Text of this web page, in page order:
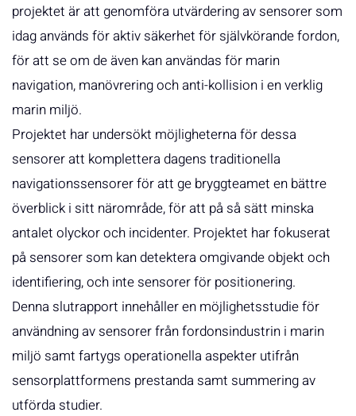
projektet är att genomföra utvärdering av sensorer som
idag används för aktiv säkerhet för självkörande fordon,
för att se om de även kan användas för marin
navigation, manövrering och anti-kollision i en verklig
marin miljö.
Projektet har undersökt möjligheterna för dessa
sensorer att komplettera dagens traditionella
navigationssensorer för att ge bryggteamet en bättre
överblick i sitt närområde, för att på så sätt minska
antalet olyckor och incidenter. Projektet har fokuserat
på sensorer som kan detektera omgivande objekt och
identifiering, och inte sensorer för positionering.
Denna slutrapport innehåller en möjlighetsstudie för
användning av sensorer från fordonsindustrin i marin
miljö samt fartygs operationella aspekter utifrån
sensorplattformens prestanda samt summering av
utförda studier.